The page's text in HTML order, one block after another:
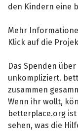
den Kindern eine
Mehr
Klick auf die
Das Spenden
unkompliziert.
zusammen
Wenn ihr wollt,
betterplace.org
sehen, was die